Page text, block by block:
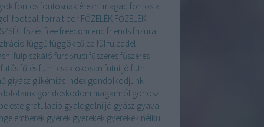
fontosfontosnak érezni magad fontos a
football forralt bor FŐZELÉK FŐZELÉK
főzésfreefreedom end friendsfrizura
függő függök tőled fül füleddel
fülpiszkáló fürdőruci fűszeresfűszeres
futásfűtésfutni csak okosan futni jó futni
gíyász glikémiás index gondolkodjunk
gondoskodom magamról gonosz
este gratuláció gyalogolni jó gyász gyáva
emberek gyerek gyerekek gyerekek nélkül